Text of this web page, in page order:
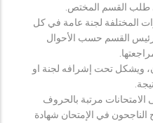
طلب القسم المختص.
المختلفة لجنة عامة في كل
رئيس القسم حسب الأحوال
ويشكل تحت إشرافه لجنة او
مرتبة بالحروف
الناجحون في الإمتحان شهادة